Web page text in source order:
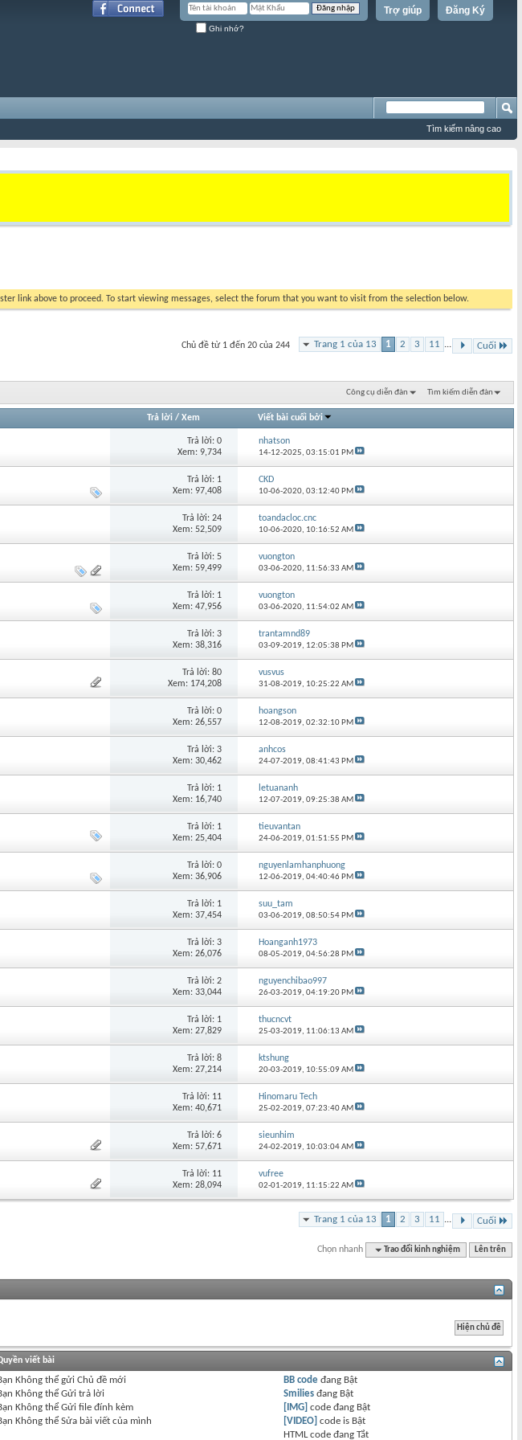
Đăng Ký
Trợ giúp
Ghi nhớ?
Tìm kiếm nâng cao
link above to proceed. To start viewing messages, select the forum that you want to visit from the selection below.
Trang 1 của 13 1 2 3 11 ... Cuối
Chủ đề từ 1 đến 20 của 244
Công cụ diễn đàn Tìm kiếm diễn đàn
Trả lời/ Xem Viết bài cuối bởi
Trả lời: 0
Xem: 9,734
nhatson
14-12-2025,03:15:01 PM
Trả lời: 1
Xem: 97,408
CKD
10-06-2020,03:12:40 PM
Trả lời: 24
Xem: 52,509
toandacloc.cnc
10-06-2020, 10:16:52 AM
Trả lời: 5
Xem: 59,499
vuongton
03-06-2020, 11:56:33 AM
Trả lời: 1
Xem: 47,956
vuongton
03-06-2020, 11:54:02 AM
Trả lời: 3
Xem: 38,316
trantamnd89
03-09-2019, 12:05:38 PM
Trả lời: 80
Xem: 174,208
vusvus
31-08-2019, 10:25:22 AM
Trả lời: 0
Xem: 26,557
hoangson
12-08-2019,02:32:10 PM
Trả lời: 3
Xem: 30,462
anhcos
24-07-2019,08:41:43 PM
Trả lời: 1
Xem: 16,740
letuananh
12-07-2019,09:25:38 AM
Trả lời: 1
Xem: 25,404
tieuvantan
24-06-2019,01:51:55 PM
Trả lời: 0
Xem: 36,906
nguyenlamhanphuong
12-06-2019,04:40:46 PM
Trả lời: 1
Xem: 37,454
suu_tam
03-06-2019,08:50:54 PM
Trả lời: 3
Xem: 26,076
Hoanganh1973
08-05-2019,04:56:28 PM
Trả lời: 2
Xem: 33,044
nguyenchibao997
26-03-2019,04:19:20 PM
Trả lời: 1
Xem: 27,829
thucncvt
25-03-2019, 11:06:13 AM
Trả lời: 8
Xem: 27,214
ktshung
20-03-2019, 10:55:09 AM
Trả lời: 11
Xem: 40,671
Hinomaru Tech
25-02-2019,07:23:40 AM
Trả lời: 6
Xem: 57,671
sieunhim
24-02-2019, 10:03:04 AM
Trả lời: 11
Xem: 28,094
vufree
02-01-2019, 11:15:22 AM
Trang 1 của 13 1 2 3 11 ... Cuối
Chọn nhanh Trao đổi kinh nghiệm Lên trên
viết bài
Không thểgửi Chủ đề mới
Không thểGửi trả lời
Không thểGửi file đính kèm
Không thểSửa bài viết của mình
BB code đang Bật
Smilies đang Bật
[IMG] code đang Bật
[VIDEO] code is Bật
HTML code đangTắt